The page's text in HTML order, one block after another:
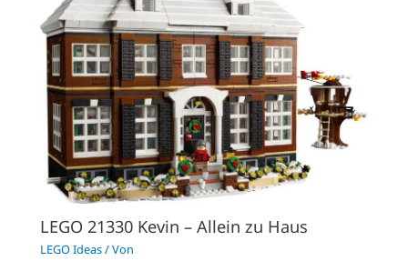
LEGO 21330 Kevin – Allein zu Haus
LEGO Ideas/ Von